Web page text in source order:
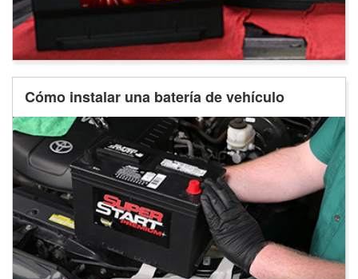
Cómo instalar una batería de vehículo